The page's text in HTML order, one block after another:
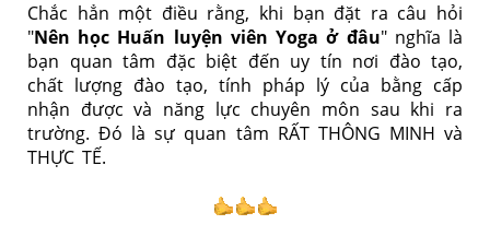
Chắc hẳn một điều rằng, khi bạn đặt ra câu hỏi
"Nên học Huấn luyện viên Yoga ở đâu" nghĩa là
bạn quan tâm đặc biệt đến uy tín nơi đào tạo,
chất lượng đào tạo, tính pháp lý của bằng cấp
nhận được và năng lực chuyên môn sau khi ra
trường. Đó là sự quan tâm RẤT THÔNG MINH và
THỰC TẾ.